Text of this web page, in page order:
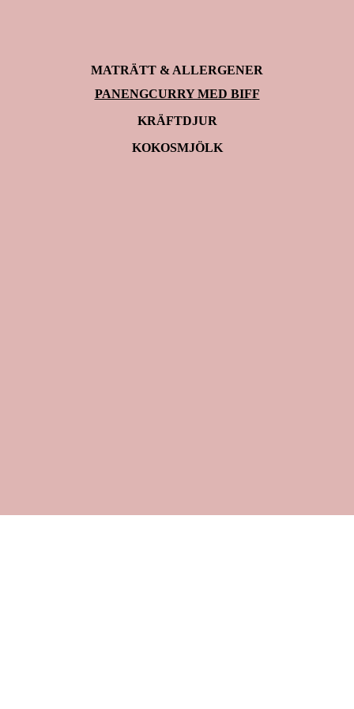
MATRÄTT & ALLERGENER
PANENGCURRY MED BIFF
KRÄFTDJUR
KOKOSMJÖLK